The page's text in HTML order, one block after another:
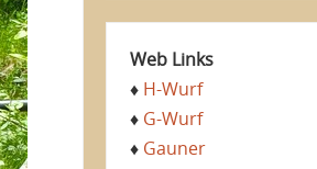
Web Links
♦ H-Wurf
♦ G-Wurf
♦ Gauner